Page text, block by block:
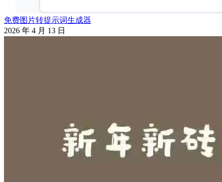
免费图片转提示词生成器
2026 年 4 月 13 日